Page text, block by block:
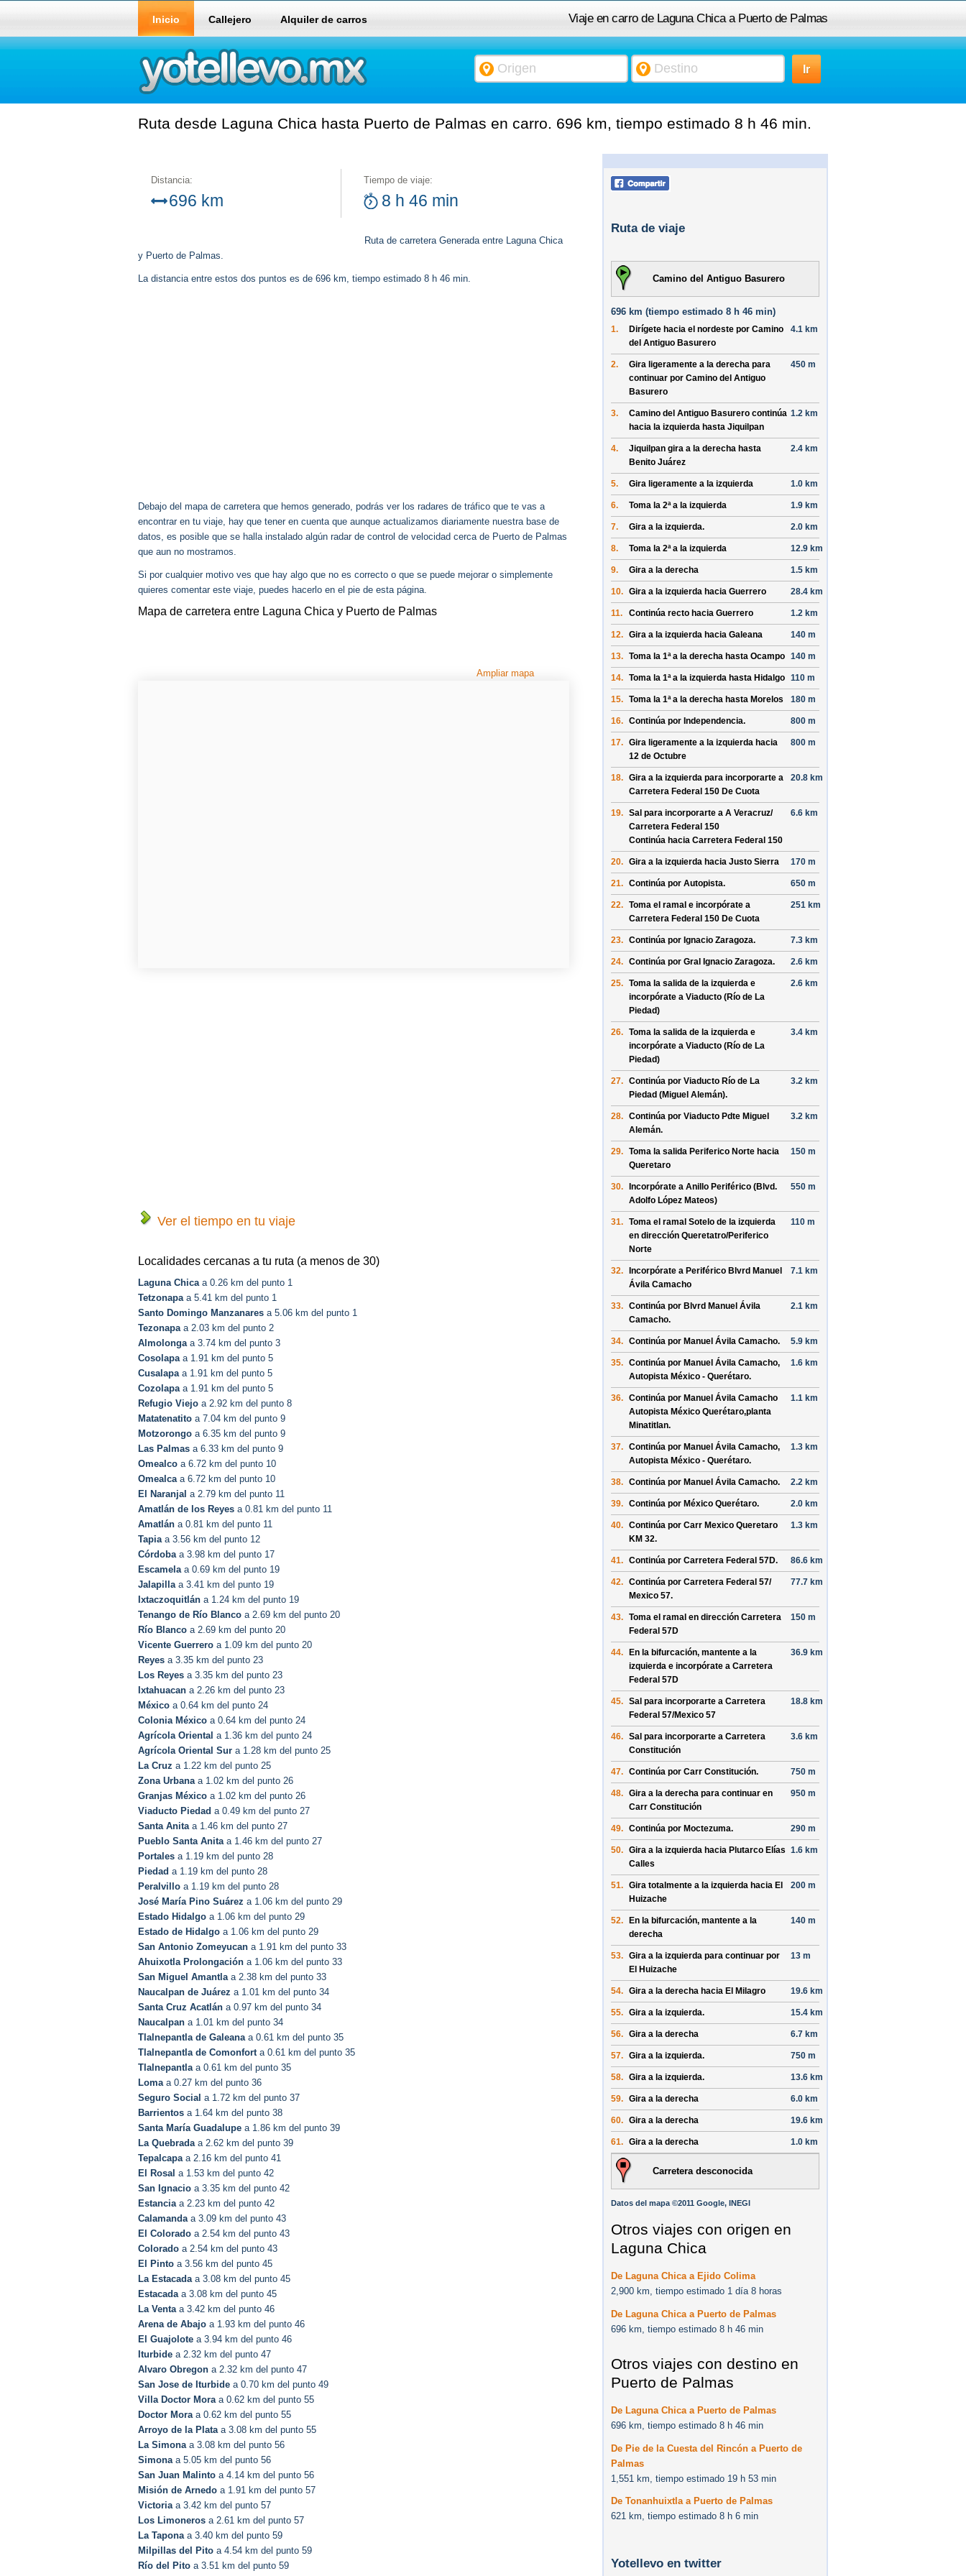
Viaje en carro de Laguna Chica a Puerto de Palmas
Inicio Callejero Alquiler de carros
Ruta desde Laguna Chica hasta Puerto de Palmas en carro. 696 km, tiempo estimado 8 h 46 min.
Distancia:
696 km
Tiempo de viaje:
8 h 46 min
Ruta de carretera Generada entre Laguna Chica
y Puerto de Palmas.
La distancia entre estos dos puntos es de 696 km, tiempo estimado 8 h 46 min.
Debajo del mapa de carretera que hemos generado, podrás ver los radares de tráfico que te vas a
encontrar en tu viaje, hay que tener en cuenta que aunque actualizamos diariamente nuestra base de
datos, es posible que se halla instalado algún radar de control de velocidad cerca de Puerto de Palmas
que aun no mostramos.
Si por cualquier motivo ves que hay algo que no es correcto o que se puede mejorar o simplemente
quieres comentar este viaje, puedes hacerlo en el pie de esta página.
Mapa de carretera entre Laguna Chica y Puerto de Palmas
Ampliar mapa
Ver el tiempo en tu viaje
Localidades cercanas a tu ruta (a menos de 30)
Laguna Chicaa 0.26 km del punto 1
Tetzonapaa 5.41 km del punto 1
Santo Domingo Manzanares a 5.06 km del punto 1
Tezonapaa 2.03 km del punto 2
Almolongaa 3.74 km del punto 3
Cosolapaa 1.91 km del punto 5
Cusalapaa 1.91 km del punto 5
Cozolapaa 1.91 km del punto 5
Refugio Viejo a 2.92 km del punto 8
Matatenatito a 7.04 km del punto 9
Motzorongo a 6.35 km del punto 9
Las Palmas a 6.33 km del punto 9
Omealco a 6.72 km del punto 10
Omealcaa 6.72 km del punto 10
El Naranjal a 2.79 km del punto 11
Amatlán de los Reyes a 0.81 km del punto 11
Amatlán a 0.81 km del punto 11
Tapiaa 3.56 km del punto 12
Córdobaa 3.98 km del punto 17
Escamelaa 0.69 km del punto 19
Jalapillaa 3.41 km del punto 19
Ixtaczoquitlán a 1.24 km del punto 19
Tenango de Río Blanco a 2.69 km del punto 20
Río Blanco a 2.69 km del punto 20
Vicente Guerrero a 1.09 km del punto 20
Reyes a 3.35 km del punto 23
Los Reyes a 3.35 km del punto 23
Ixtahuacan a 2.26 km del punto 23
México a 0.64 km del punto 24
Colonia México a 0.64 km del punto 24
Agrícola Oriental a 1.36 km del punto 24
Agrícola Oriental Sur a 1.28 km del punto 25
La Cruz a 1.22 km del punto 25
Zona Urbanaa 1.02 km del punto 26
Granjas México a 1.02 km del punto 26
Viaducto Piedad a 0.49 km del punto 27
Santa Anitaa 1.46 km del punto 27
Pueblo Santa Anitaa 1.46 km del punto 27
Portales a 1.19 km del punto 28
Piedad a 1.19 km del punto 28
Peralvillo a 1.19 km del punto 28
José María Pino Suárez a 1.06 km del punto 29
Estado Hidalgo a 1.06 km del punto 29
Estado de Hidalgo a 1.06 km del punto 29
San Antonio Zomeyucan a 1.91 km del punto 33
Ahuixotla Prolongación a 1.06 km del punto 33
San Miguel Amantlaa 2.38 km del punto 33
Naucalpan de Juárez a 1.01 km del punto 34
Santa Cruz Acatlán a 0.97 km del punto 34
Naucalpan a 1.01 km del punto 34
Tlalnepantla de Galeanaa 0.61 km del punto 35
Tlalnepantla de Comonforta 0.61 km del punto 35
Tlalnepantlaa 0.61 km del punto 35
Lomaa 0.27 km del punto 36
Seguro Social a 1.72 km del punto 37
Barrientos a 1.64 km del punto 38
Santa María Guadalupe a 1.86 km del punto 39
La Quebradaa 2.62 km del punto 39
Tepalcapaa 2.16 km del punto 41
El Rosal a 1.53 km del punto 42
San Ignacio a 3.35 km del punto 42
Estanciaa 2.23 km del punto 42
Calamandaa 3.09 km del punto 43
El Colorado a 2.54 km del punto 43
Colorado a 2.54 km del punto 43
El Pinto a 3.56 km del punto 45
La Estacadaa 3.08 km del punto 45
Estacadaa 3.08 km del punto 45
La Ventaa 3.42 km del punto 46
Arena de Abajo a 1.93 km del punto 46
El Guajolote a 3.94 km del punto 46
Iturbide a 2.32 km del punto 47
Alvaro Obregon a 2.32 km del punto 47
San Jose de Iturbide a 0.70 km del punto 49
Villa Doctor Moraa 0.62 km del punto 55
Doctor Moraa 0.62 km del punto 55
Arroyo de la Plataa 3.08 km del punto 55
La Simonaa 3.08 km del punto 56
Simonaa 5.05 km del punto 56
San Juan Malinto a 4.14 km del punto 56
Misión de Arnedo a 1.91 km del punto 57
Victoriaa 3.42 km del punto 57
Los Limoneros a 2.61 km del punto 57
La Taponaa 3.40 km del punto 59
Milpillas del Pito a 4.54 km del punto 59
Río del Pito a 3.51 km del punto 59
Ruta de viaje
Camino del Antiguo Basurero
696 km (tiempo estimado 8 h 46 min)
1. Dirígete hacia el nordeste por Camino
del Antiguo Basurero
4.1 km
2.
Gira ligeramente a la derecha para
continuar por Camino del Antiguo
Basurero
450 m
3. Camino del Antiguo Basurero continúa
hacia la izquierda hasta Jiquilpan
1.2 km
4. Jiquilpan gira a la derecha hasta
Benito Juárez
2.4 km
5. Gira ligeramente a la izquierda 1.0 km
6. Toma la 2ª a la izquierda 1.9 km
7. Gira a la izquierda. 2.0 km
8. Toma la 2ª a la izquierda 12.9 km
9. Gira a la derecha 1.5 km
10. Gira a la izquierda hacia Guerrero 28.4 km
11. Continúa recto hacia Guerrero 1.2 km
12. Gira a la izquierda hacia Galeana 140 m
13. Toma la 1ª a la derecha hasta Ocampo 140 m
14. Toma la 1ª a la izquierda hasta Hidalgo 110 m
15. Toma la 1ª a la derecha hasta Morelos 180 m
16. Continúa por Independencia. 800 m
17. Gira ligeramente a la izquierda hacia
12 de Octubre
800 m
18. Gira a la izquierda para incorporarte a
Carretera Federal 150 De Cuota
20.8 km
19. Sal para incorporarte a A Veracruz/
Carretera Federal 150
Continúa hacia Carretera Federal 150
6.6 km
20. Gira a la izquierda hacia Justo Sierra 170 m
21. Continúa por Autopista. 650 m
22. Toma el ramal e incorpórate a
Carretera Federal 150 De Cuota
251 km
23. Continúa por Ignacio Zaragoza. 7.3 km
24. Continúa por Gral Ignacio Zaragoza. 2.6 km
25. Toma la salida de la izquierda e
incorpórate a Viaducto (Río de La
Piedad)
2.6 km
26. Toma la salida de la izquierda e
incorpórate a Viaducto (Río de La
Piedad)
3.4 km
27. Continúa por Viaducto Río de La
Piedad (Miguel Alemán).
3.2 km
28. Continúa por Viaducto Pdte Miguel
Alemán.
3.2 km
29. Toma la salida Periferico Norte hacia
Queretaro
150 m
30. Incorpórate a Anillo Periférico (Blvd.
Adolfo López Mateos)
550 m
31. Toma el ramal Sotelo de la izquierda
en dirección Queretatro/Periferico
Norte
110 m
32. Incorpórate a Periférico Blvrd Manuel
Ávila Camacho
7.1 km
33. Continúa por Blvrd Manuel Ávila
Camacho.
2.1 km
34. Continúa por Manuel Ávila Camacho. 5.9 km
35. Continúa por Manuel Ávila Camacho,
Autopista México - Querétaro.
1.6 km
36. Continúa por Manuel Ávila Camacho
Autopista México Querétaro,planta
Minatitlan.
1.1 km
37. Continúa por Manuel Ávila Camacho,
Autopista México - Querétaro.
1.3 km
38. Continúa por Manuel Ávila Camacho. 2.2 km
39. Continúa por México Querétaro. 2.0 km
40. Continúa por Carr Mexico Queretaro
KM 32.
1.3 km
41. Continúa por Carretera Federal 57D. 86.6 km
42. Continúa por Carretera Federal 57/
Mexico 57.
77.7 km
43. Toma el ramal en dirección Carretera
Federal 57D
150 m
44.
En la bifurcación, mantente a la
izquierda e incorpórate a Carretera
Federal 57D
36.9 km
45. Sal para incorporarte a Carretera
Federal 57/Mexico 57
18.8 km
46. Sal para incorporarte a Carretera
Constitución
3.6 km
47. Continúa por Carr Constitución. 750 m
48. Gira a la derecha para continuar en
Carr Constitución
950 m
49. Continúa por Moctezuma. 290 m
50. Gira a la izquierda hacia Plutarco Elías
Calles
1.6 km
51. Gira totalmente a la izquierda hacia El
Huizache
200 m
52.
En la bifurcación, mantente a la
derecha
140 m
53. Gira a la izquierda para continuar por
El Huizache
13 m
54. Gira a la derecha hacia El Milagro 19.6 km
55. Gira a la izquierda. 15.4 km
56. Gira a la derecha 6.7 km
57. Gira a la izquierda. 750 m
58. Gira a la izquierda. 13.6 km
59. Gira a la derecha 6.0 km
60. Gira a la derecha 19.6 km
61. Gira a la derecha 1.0 km
Carretera desconocida
Datos del mapa ©2011 Google, INEGI
Otros viajes con origen en
Laguna Chica
De Laguna Chica a Ejido Colima
2,900 km, tiempo estimado 1 día 8 horas
De Laguna Chica a Puerto de Palmas
696 km, tiempo estimado 8 h 46 min
Otros viajes con destino en
Puerto de Palmas
De Laguna Chica a Puerto de Palmas
696 km, tiempo estimado 8 h 46 min
De Pie de la Cuesta del Rincón a Puerto de
Palmas
1,551 km, tiempo estimado 19 h 53 min
De Tonanhuixtla a Puerto de Palmas
621 km, tiempo estimado 8 h 6 min
Yotellevo en twitter